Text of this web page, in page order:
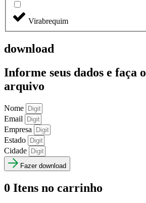
Virabrequim
download
Informe seus dados e faça o
arquivo
Nome
Email
Empresa
Estado
Cidade
Fazer download
0 Itens no carrinho